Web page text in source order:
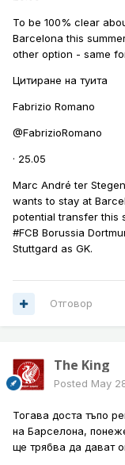
To be 100% clear
Barcelona this
other option - same
Цитиране на туита
Fabrizio Romano
@FabrizioRomano
· 25.05
Marc André ter
wants to stay at
potential transfer this
#FCB Borussia
Stuttgard as GK.
Отговор
The King
Posted May
Тогава доста тъпо
на Барселона,
ще трябва да дават